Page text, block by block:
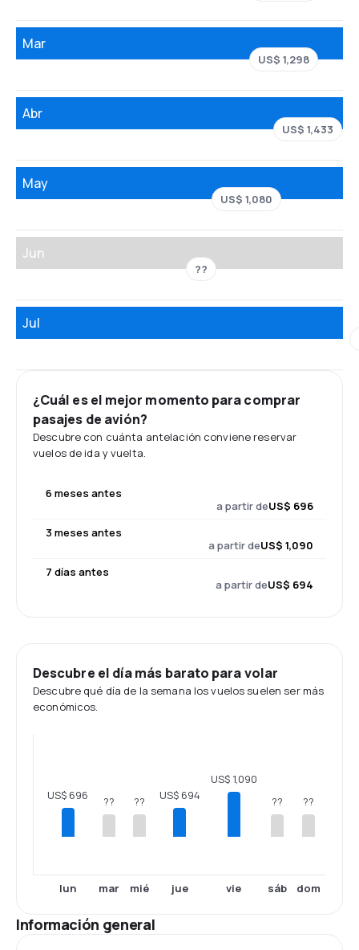
Mar
US$ 1,298
Abr
US$ 1,433
May
US$ 1,080
Jun
??
Jul
¿Cuál es el mejor momento para comprar
pasajes de avión?
Descubre con cuánta antelación conviene reservar
vuelos de ida y vuelta.
6 meses antes
a partir deUS$ 696
3 meses antes
a partir deUS$ 1,090
7 días antes
a partir deUS$ 694
Descubre el día más barato para volar
Descubre qué día de la semana los vuelos suelen ser más
económicos.
US$ 696
lun
??
mar
??
mié
US$ 694
jue
US$ 1,090
vie
??
sáb
??
dom
Información general